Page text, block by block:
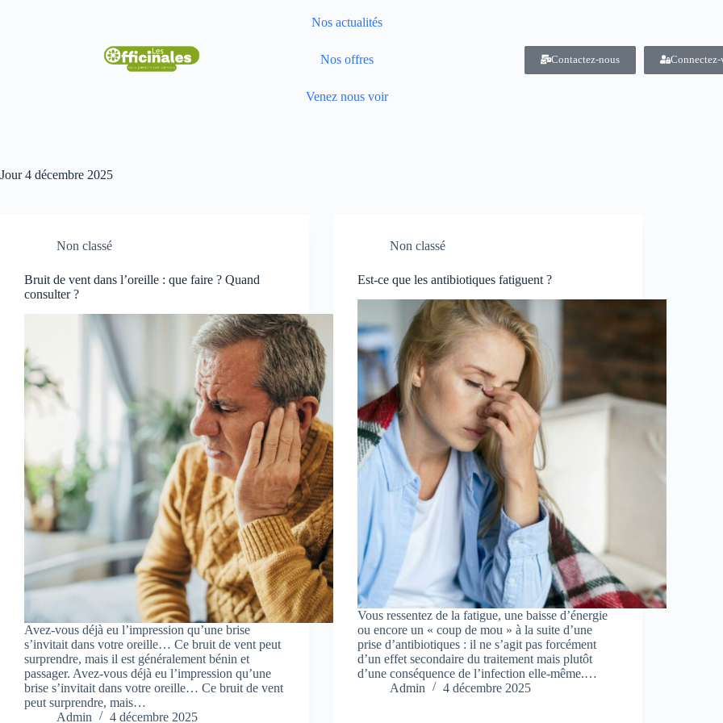
Nos actualités
Nos offres
Venez nous voir
Contactez-nous Connectez-
Jour4 décembre 2025
Non classé
Bruit de vent dans l’oreille : que faire ? Quand
consulter ?
Avez-vous déjà eu l’impression qu’une brise
s’invitait dans votre oreille… Ce bruit de vent peut
surprendre, mais il est généralement bénin et
passager. Avez-vous déjà eu l’impression qu’une
brise s’invitait dans votre oreille… Ce bruit de vent
peut surprendre, mais…
Admin
4 décembre 2025
Non classé
Est-ce que les antibiotiques fatiguent ?
Vous ressentez de la fatigue, une baisse d’énergie
ou encore un « coup de mou » à la suite d’une
prise d’antibiotiques : il ne s’agit pas forcément
d’un effet secondaire du traitement mais plutôt
d’une conséquence de l’infection elle-même.…
Admin
4 décembre 2025